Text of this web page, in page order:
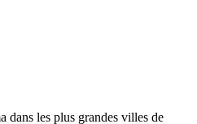
dans les plus grandes villes de